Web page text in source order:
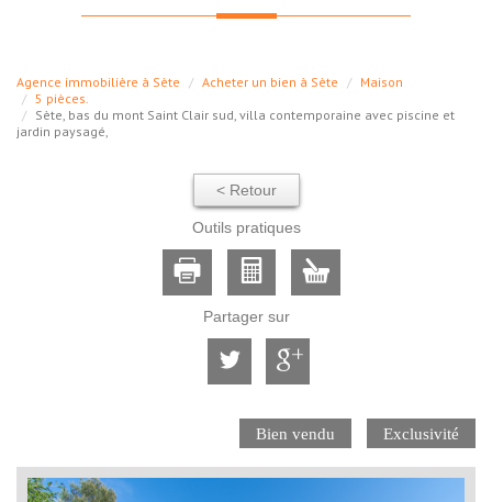
Agence immobilière à Sète Acheter un bien à Sète
Maison
5 pièces.
Sète, bas du mont Saint Clair sud, villa contemporaine avec piscine et
jardin paysagé,
< Retour
Outils pratiques
Partager sur
Bien vendu Exclusivité